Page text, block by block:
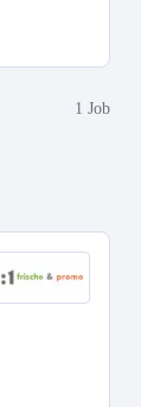
1 Job